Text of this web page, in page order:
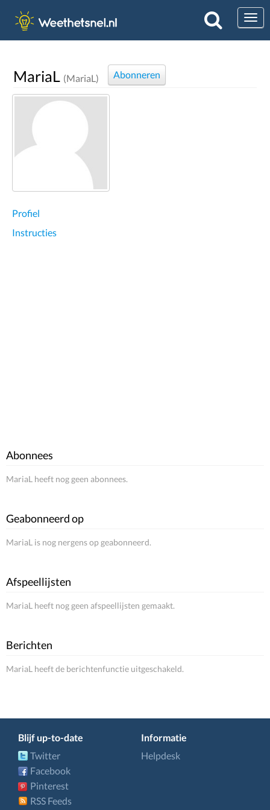
MariaL (MariaL) Abonneren
Profiel
Instructies
Abonnees
MariaL heeft nog geen abonnees.
Geabonneerd op
MariaL is nog nergens op geabonneerd.
Afspeellijsten
MariaL heeft nog geen afspeellijsten gemaakt.
Berichten
MariaL heeft de berichtenfunctie uitgeschakeld.
Blijf up-to-date
Twitter
Facebook
Pinterest
RSS Feeds
Informatie
Helpdesk